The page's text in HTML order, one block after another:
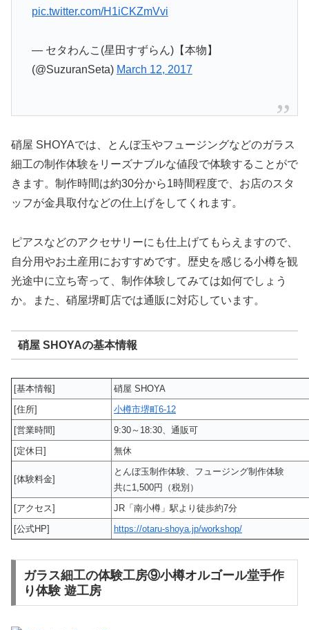
pic.twitter.com/H1iCKZmVvi
— セタわんこ(星田すずらん)【本物】
(@SuzuranSeta) March 12, 2017
硝屋 SHOYAでは、とんぼ玉やフュージングなどのガラス
細工の制作体験をリーズナブルな値段で体験することがで
きます。制作時間は約30分から1時間程度で、お店のスタ
ッフが金具取付などの仕上げをしてくれます。
ピアスなどのアクセサリーにも仕上げてもらえますので、
自分用やお土産用におすすめです。歴史を感じる小樽を観
光途中に立ち寄って、制作体験してみては如何でしょう
か。また、硝屋堺町店では通販に対応しています。
硝屋 SHOYAの基本情報
[基本情報]
硝屋 SHOYA
[住所]
小樽市堺町6-12
[営業時間]
9:30～18:30、通販可
[定休日]
無休
[体験料金]
とんぼ玉制作体験、フュージング制作体験
共に1,500円（税別）
[アクセス]
JR「南小樽」駅より徒歩約7分
[公式HP]
https://otaru-shoya.jp/workshop/
ガラス細工の体験工房⑨小樽オルゴール堂手作
り体験 遊工房